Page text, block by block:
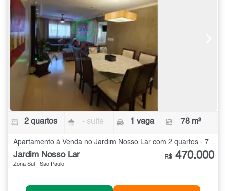
2 quartos - suíte 1 vaga 78 m²
Apartamento à Venda no Jardim Nosso Lar com 2 quartos - 78 m²
Jardim Nosso Lar
Zona Sul - São Paulo
R$ 470.000